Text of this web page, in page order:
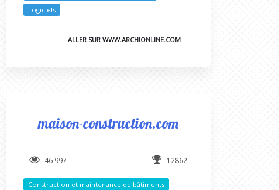
Logiciels
ALLER SUR WWW.ARCHIONLINE.COM
maison-construction.com
46 997 12862
Construction et maintenance de bâtiments